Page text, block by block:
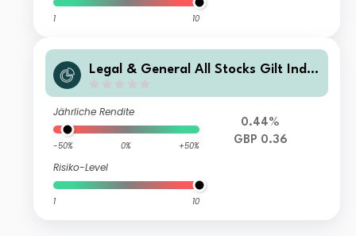
1 10
Legal & General All Stocks Gilt Inde
Jährliche Rendite
-50% 0% +50%
Risiko-Level
1 10
0.44%
GBP 0.36